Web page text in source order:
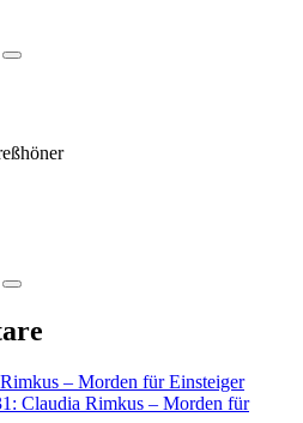
Suchen
Suchen
– Morden für Einsteiger
Claudia Rimkus – Morden für